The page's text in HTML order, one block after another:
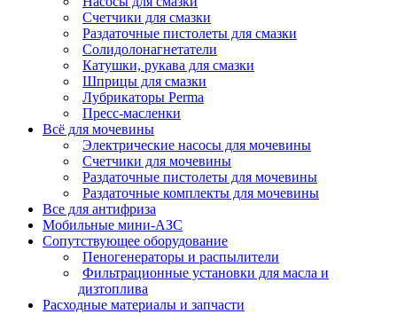
Счетчики для смазки
Раздаточные пистолеты для смазки
Солидолонагнетатели
Катушки, рукава для смазки
Шприцы для смазки
Лубрикаторы Perma
Пресс-масленки
Всё для мочевины
Электрические насосы для мочевины
Счетчики для мочевины
Раздаточные пистолеты для мочевины
Раздаточные комплекты для мочевины
Все для антифриза
Мобильные мини-АЗС
Сопутствующее оборудование
Пеногенераторы и распылители
Фильтрационные установки для масла и
дизтоплива
Расходные материалы и запчасти